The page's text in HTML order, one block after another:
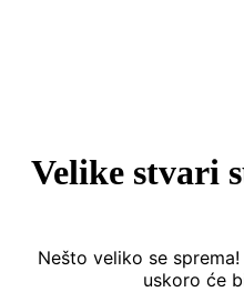
Velike stvari
Nešto veliko se
uskoro će